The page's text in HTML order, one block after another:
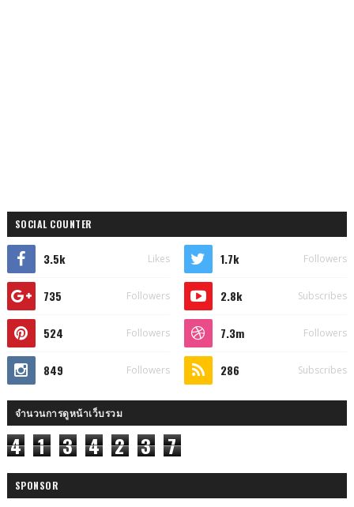
SOCIAL COUNTER
3.5k Likes 1.7k Followers
735 Followers 2.8k Subscribes
524 Followers 7.3m Followers
849 Followers 286 Subscribes
จำนวนการดูหน้าเว็บรวม
4 1 3 4 2 3 7
SPONSOR